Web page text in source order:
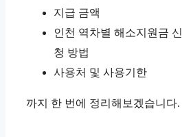
지급 금액
인천 역차별 해소지원금 신
청 방법
사용처 및 사용기한
까지 한 번에 정리해보겠습니다.